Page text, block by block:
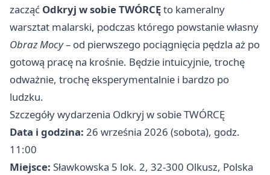
zacząć Odkryj w sobie TWÓRCĘto kameralny
warsztat malarski, podczas którego powstanie własny
Obraz Mocy– od pierwszego pociągnięcia pędzla aż po
gotową pracę na krośnie. Będzie intuicyjnie, trochę
odważnie, trochę eksperymentalnie i bardzo po
ludzku.
Szczegóły wydarzenia Odkryj w sobie TWÓRCĘ
Data i godzina: 26 września 2026 (sobota), godz.
11:00
Miejsce: Sławkowska 5 lok. 2, 32-300 Olkusz, Polska